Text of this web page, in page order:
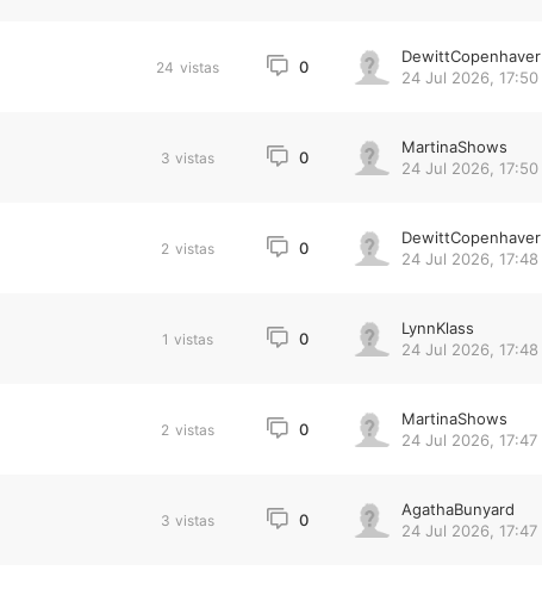
24 vistas 0
DewittCopenhaver
24 Jul 2026, 17:50
3 vistas 0
MartinaShows
24 Jul 2026, 17:50
2 vistas 0
DewittCopenhaver
24 Jul 2026, 17:48
1 vistas 0
LynnKlass
24 Jul 2026, 17:48
2 vistas 0
MartinaShows
24 Jul 2026, 17:47
3 vistas 0
AgathaBunyard
24 Jul 2026, 17:47